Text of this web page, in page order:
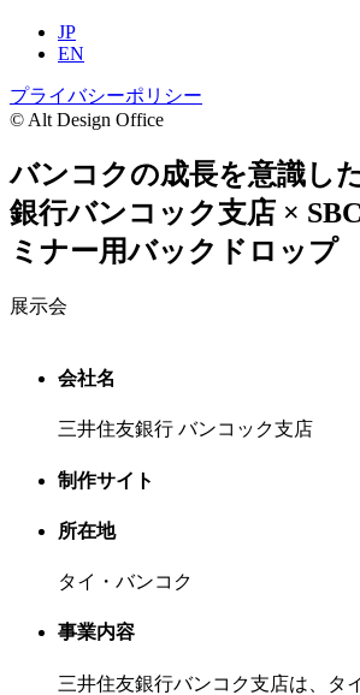
JP
EN
プライバシーポリシー
© Alt Design Office
バンコクの成長を意識し
銀行バンコック支店 ×
ミナー用バックドロップ
展示会
会社名
三井住友銀行 バンコック支店
制作サイト
所在地
タイ・バンコク
事業内容
三井住友銀行バンコク支店は、タ